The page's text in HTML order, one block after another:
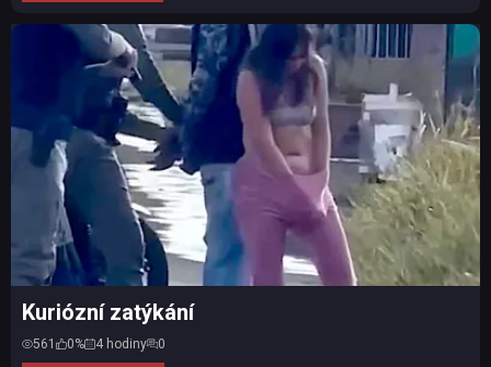
Kuriózní zatýkání
561 0% 4 hodiny 0